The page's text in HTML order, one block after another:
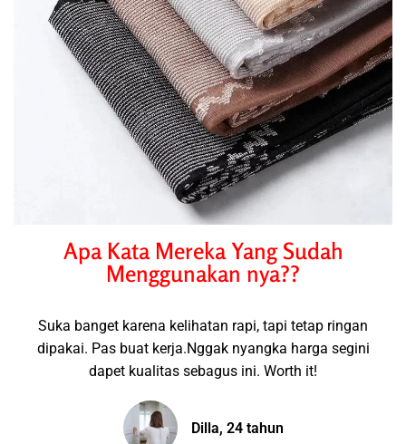
Apa Kata Mereka Yang Sudah
Menggunakan nya??
Suka banget karena kelihatan rapi, tapi tetap ringan
dipakai. Pas buat kerja.Nggak nyangka harga segini
dapet kualitas sebagus ini. Worth it!
Dilla, 24 tahun